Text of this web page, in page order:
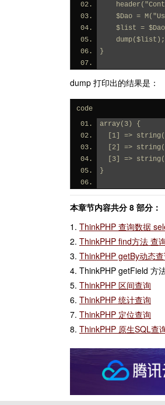
$Dao =
$list =
    dump($list);
}
dump 打印出的结果是：
code
array(3) {
[1] =>
[2] =>
[3] =>
}
本章节内容共分 8 部分：
1. ThinkPHP 查询数据
2. ThinkPHP find方法 查
3. ThinkPHP getBy动态
4. ThinkPHP getField 方
5. ThinkPHP 区间查询
6. ThinkPHP 统计查询
7. ThinkPHP 定位查询
8. ThinkPHP 原生SQL查